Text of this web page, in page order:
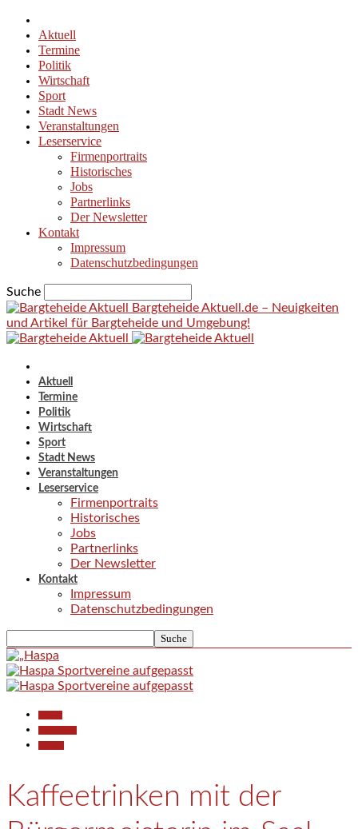
Aktuell
Termine
Politik
Wirtschaft
Sport
Stadt News
Veranstaltungen
Leserservice
Firmenportraits
Historisches
Jobs
Partnerlinks
Der Newsletter
Kontakt
Impressum
Datenschutzbedingungen
Suche
Bargteheide Aktuell.de – Neuigkeiten
und Artikel für Bargteheide und Umgebung!
Aktuell
Termine
Politik
Wirtschaft
Sport
Stadt News
Veranstaltungen
Leserservice
Firmenportraits
Historisches
Jobs
Partnerlinks
Der Newsletter
Kontakt
Impressum
Datenschutzbedingungen
Kaffeetrinken mit der